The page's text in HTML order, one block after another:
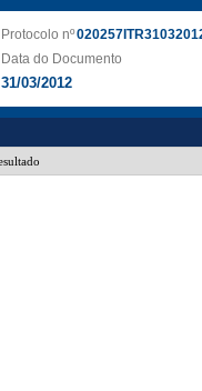
Protocolo nº
Data do Documento
31/03/2012